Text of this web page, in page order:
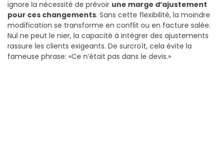
ignore la nécessité de prévoir une marge d’ajustement
pour ces changements. Sans cette flexibilité, la moindre
modification se transforme en conflit ou en facture salée.
Nul ne peut le nier, la capacité à intégrer des ajustements
rassure les clients exigeants. De surcroît, cela évite la
fameuse phrase: «Ce n’était pas dans le devis.»